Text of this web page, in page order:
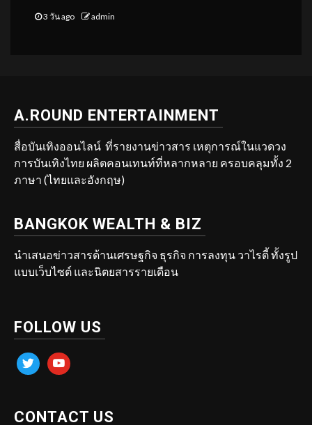
3 วัน ago admin
A.ROUND ENTERTAINMENT
สื่อบันเทิงออนไลน์ ที่รายงานข่าวสาร เหตุการณ์ในแวดวง
การบันเทิงไทย ผลิตคอนเทนท์ที่หลากหลาย ครอบคลุมทั้ง 2
ภาษา (ไทยและอังกฤษ)
BANGKOK WEALTH & BIZ
นำเสนอข่าวสารด้านเศรษฐกิจ ธุรกิจ การลงทุน วาไรตี้ ทั้งรูป
แบบเว็บไซต์ และนิตยสารรายเดือน
FOLLOW US
twitter youtube
CONTACT US